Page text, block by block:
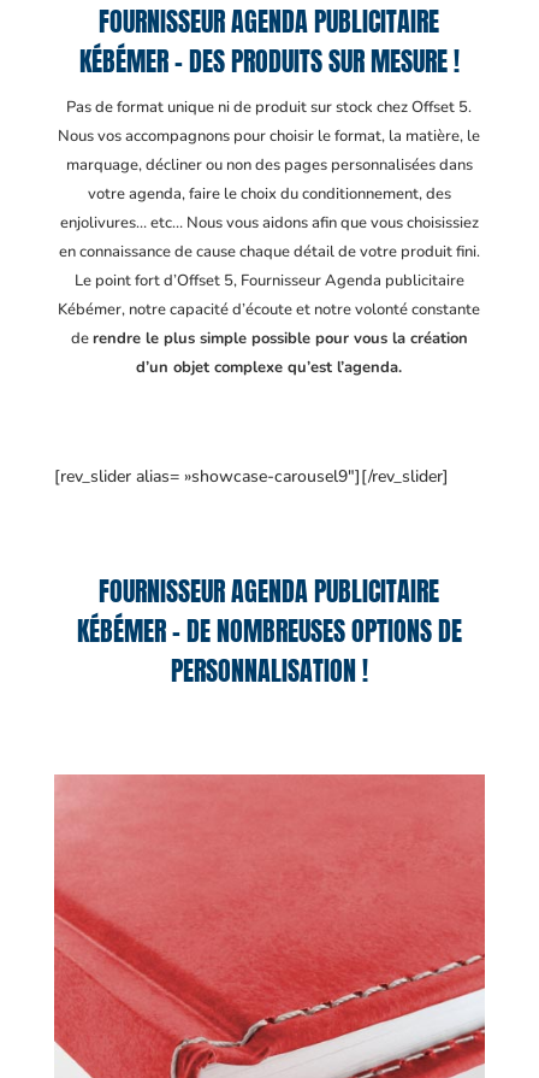
FOURNISSEUR AGENDA PUBLICITAIRE
KÉBÉMER – DES PRODUITS SUR MESURE !
Pas de format unique ni de produit sur stock chez Offset 5.
Nous vos accompagnons pour choisir le format, la matière, le
marquage, décliner ou non des pages personnalisées dans
votre agenda, faire le choix du conditionnement, des
enjolivures… etc… Nous vous aidons afin que vous choisissiez
en connaissance de cause chaque détail de votre produit fini.
Le point fort d’Offset 5, Fournisseur Agenda publicitaire
Kébémer, notre capacité d’écoute et notre volonté constante
derendre le plus simple possible pour vous la création
d’un objet complexe qu’est l’agenda.
[rev_slider alias= »showcase-carousel9″][/rev_slider]
FOURNISSEUR AGENDA PUBLICITAIRE
KÉBÉMER – DE NOMBREUSES OPTIONS DE
PERSONNALISATION !